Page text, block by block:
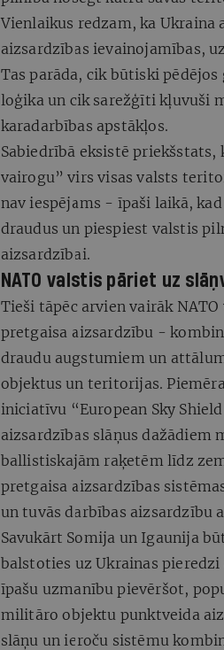
Vienlaikus redzam, ka
aizsardzības ievainojamības,
Tas parāda, cik būtiski
loģika un cik sarežģīti kļuvuši
karadarbības apstākļos.
Sabiedrībā eksistē
vairogu” virs visas valsts
nav iespējams - īpaši laikā,
draudus un piespiest valstis
aizsardzībai.
NATO valstis pāriet uz
Tieši tāpēc arvien vairāk
pretgaisa aizsardzību -
draudu augstumiem un
objektus un teritorijas.
iniciatīvu “European Sky
aizsardzības slāņus
ballistiskajām raķetēm līdz
pretgaisa aizsardzības
un tuvās darbības
Savukārt Somija un Igaunija
balstoties uz Ukrainas
īpašu uzmanību pievēršot,
militāro objektu punktveida
slāņu un ieroču sistēmu